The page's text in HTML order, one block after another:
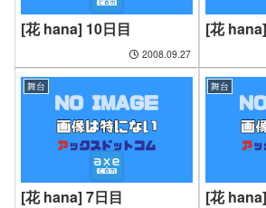
[花 hana] 10日目
2008.09.27
[花
舞台
[花 hana] 7日目
舞台
[花